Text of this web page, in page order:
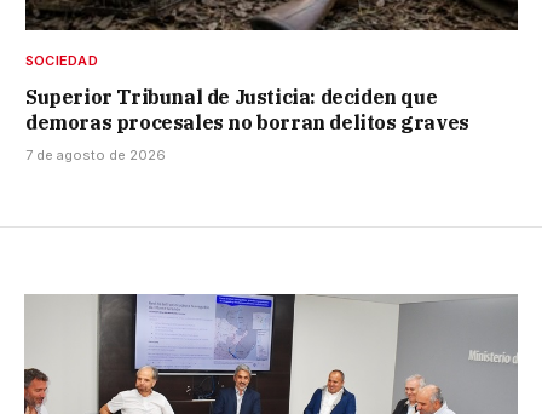
SOCIEDAD
Superior Tribunal de Justicia: deciden que
demoras procesales no borran delitos graves
7 de agosto de 2026